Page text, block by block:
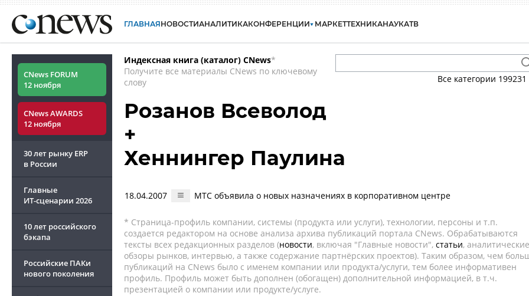
ГЛАВНАЯНОВОСТИАНАЛИТИКАКОНФЕРЕНЦИИ МАРКЕТТЕХНИКАНАУКАТВ
CNews FORUM
12 ноября
CNews AWARDS
12 ноября
30 лет рынку ERP
в России
Главные
ИТ-сценарии 2026
10 лет российского
бэкапа
Российские ПАКи
нового поколения
Индексная книга (каталог) CNews*
Получите все материалы CNews по ключевому
слову
Все категории 199231
Розанов Всеволод
+
Хеннингер Паулина
18.04.2007 МТС объявила о новых назначениях в корпоративном центре
* Страница-профиль компании, системы (продукта или услуги), технологии, персоны и т.п.
создается редактором на основе анализа архива публикаций портала CNews. Обрабатываются
тексты всех редакционных разделов (новости, включая "Главные новости", статьи, аналитические
обзоры рынков, интервью, а также содержание партнёрских проектов). Таким образом, чем
публикаций на CNews было с именем компании или продукта/услуги, тем более информативен
профиль. Профиль может быть дополнен (обогащен) дополнительной информацией, в т.ч.
презентацией о компании или продукте/услуге.